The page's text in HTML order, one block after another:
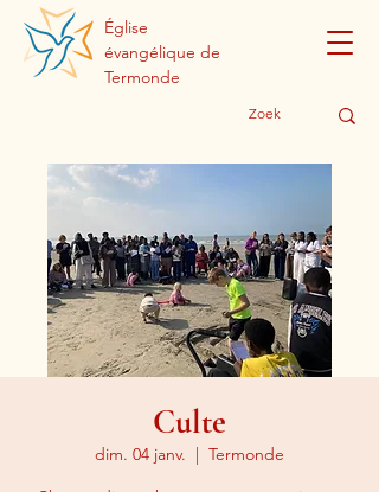
Église
évangélique de
Termonde
Culte
dim. 04 janv.
  |
Termonde